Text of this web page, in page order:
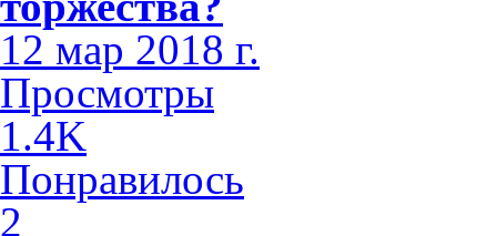
12 мар 2018 г.
Просмотры
1.4K
Понравилось
2